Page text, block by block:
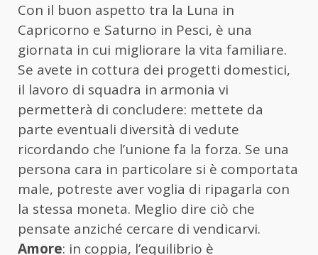
Con il buon aspetto tra la Luna in
Capricorno e Saturno in Pesci, è una
giornata in cui migliorare la vita familiare.
Se avete in cottura dei progetti domestici,
il lavoro di squadra in armonia vi
permetterà di concludere: mettete da
parte eventuali diversità di vedute
ricordando che l’unione fa la forza. Se una
persona cara in particolare si è comportata
male, potreste aver voglia di ripagarla con
la stessa moneta. Meglio dire ciò che
pensate anziché cercare di vendicarvi.
Amore: in coppia, l’equilibrio è